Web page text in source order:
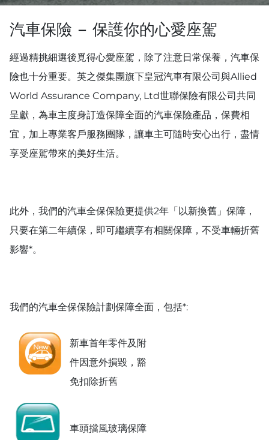
汽車保險 - 保護你的心愛座駕
經過精挑細選後覓得心愛座駕，除了注意日常保養，汽車保
險也十分重要。英之傑集團旗下皇冠汽車有限公司與Allied
World Assurance Company, Ltd世聯保險有限公司共同
呈獻，為車主度身訂造保障全面的汽車保險產品，保費相
宜，加上專業客戶服務團隊，讓車主可隨時安心出行，盡情
享受座駕帶來的美好生活。
此外，我們的汽車全保保險更提供2年「以新換舊」保障，
只要在第二年續保，即可繼續享有相關保障，不受車輛折舊
影響*。
我們的汽車全保保險計劃保障全面，包括*:
新車首年零件及附
件因意外損毀，豁
免扣除折舊
車頭擋風玻璃保障